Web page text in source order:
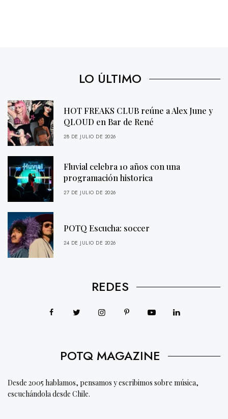
LO ÚLTIMO
HOT FREAKS CLUB reúne a Alex June y
QLOUD en Bar de René
28 DE JULIO DE 2026
Fluvial celebra 10 años con una
programación historica
27 DE JULIO DE 2026
POTQ Escucha: soccer
24 DE JULIO DE 2026
REDES
POTQ MAGAZINE
Desde 2005 hablamos, pensamos y escribimos sobre música,
escuchándola desde Chile.